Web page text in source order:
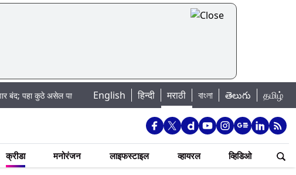
कुठे असेल पाणी बंद|Madhur Satta Matka: मधूर सट्टा मटका बद्दल काही गोष्टी घ्या जाणून !
English हिन्दी मराठी বাংলা తెలుగు தமிழ்
क्रीडा मनोरंजन लाइफस्टाइल व्हायरल व्हिडिओ